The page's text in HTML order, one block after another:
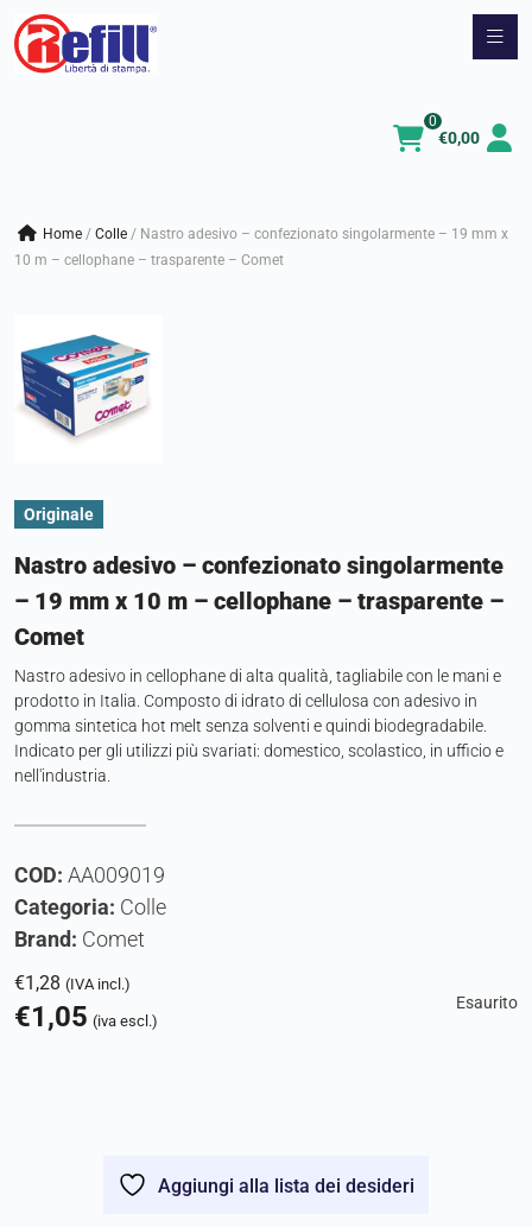
Vai
€0,00
0
Home / colle / Nastro adesivo – confezionato singolarmente – 19 mm x
10 m – cellophane – trasparente – Comet
Originale
Nastro adesivo – confezionato singolarmente
– 19 mm x 10 m – cellophane – trasparente –
Comet
Nastro adesivo in cellophane di alta qualità, tagliabile con le mani e
prodotto in Italia. Composto di idrato di cellulosa con adesivo in
gomma sintetica hot melt senza solventi e quindi biodegradabile.
Indicato per gli utilizzi più svariati: domestico, scolastico, in ufficio e
nell'industria.
COD: AA009019
Categoria: Colle
Brand: Comet
€1,28 (IVA incl.)
€1,05 (iva escl.)
Esaurito
Aggiungi alla lista dei desideri